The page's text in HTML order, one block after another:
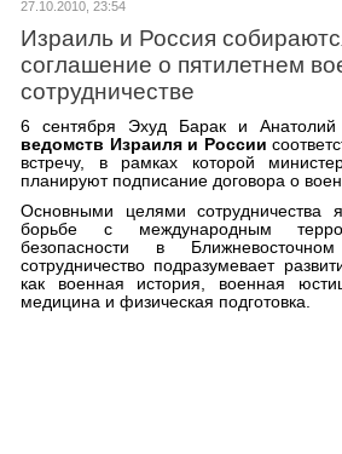
27.10.2010, 23:54
Израиль и Россия
соглашение о пятилетнем
сотрудничестве
6 сентября Эхуд Барак и
ведомств Израиля и России
встречу, в рамках которой
планируют подписание договора о
Основными целями сотрудничества
борьбе с международным
безопасности в
сотрудничество подразумевает
как военная история, военная
медицина и физическая подготовка.